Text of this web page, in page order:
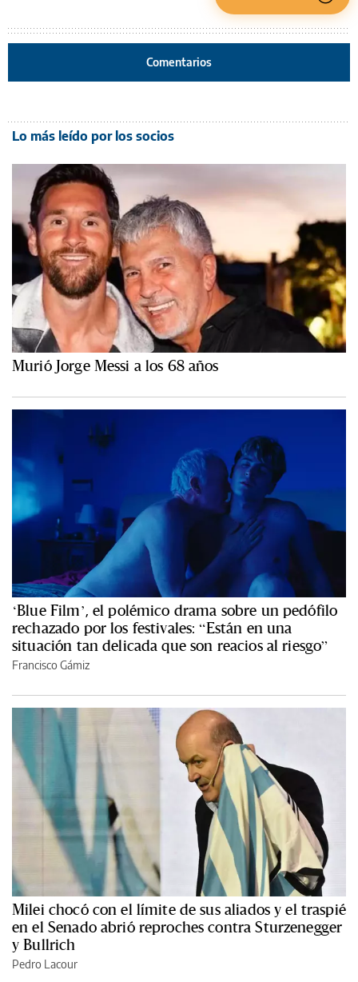
Comentarios
Lo más leído por los socios
Murió Jorge Messi a los 68 años
‘Blue Film’, el polémico drama sobre un pedófilo
rechazado por los festivales: “Están en una
situación tan delicada que son reacios al riesgo”
Francisco Gámiz
Milei chocó con el límite de sus aliados y el traspié
en el Senado abrió reproches contra Sturzenegger
y Bullrich
Pedro Lacour